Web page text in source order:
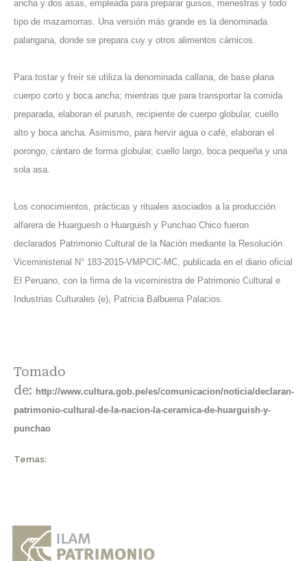
ancha y dos asas, empleada para preparar guisos, menestras y todo
tipo de mazamorras. Una versión más grande es la denominada
palangana, donde se prepara cuy y otros alimentos cárnicos.
Para tostar y freír se utiliza la denominada callana, de base plana
cuerpo corto y boca ancha; mientras que para transportar la comida
preparada, elaboran el purush, recipiente de cuerpo globular, cuello
alto y boca ancha. Asimismo, para hervir agua o café, elaboran el
porongo, cántaro de forma globular, cuello largo, boca pequeña y una
sola asa.
Los conocimientos, prácticas y rituales asociados a la producción
alfarera de Huarguesh o Huarguish y Punchao Chico fueron
declarados Patrimonio Cultural de la Nación mediante la Resolución
Viceministerial N° 183-2015-VMPCIC-MC, publicada en el diario oficial
El Peruano, con la firma de la viceministra de Patrimonio Cultural e
Industrias Culturales (e), Patricia Balbuena Palacios.
Tomado
de: http://www.cultura.gob.pe/es/comunicacion/noticia/declaran-
patrimonio-cultural-de-la-nacion-la-ceramica-de-huarguish-y-
punchao
Temas: